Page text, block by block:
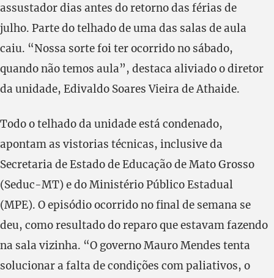
assustador dias antes do retorno das férias de
julho. Parte do telhado de uma das salas de aula
caiu. “Nossa sorte foi ter ocorrido no sábado,
quando não temos aula”, destaca aliviado o diretor
da unidade, Edivaldo Soares Vieira de Athaide.
Todo o telhado da unidade está condenado,
apontam as vistorias técnicas, inclusive da
Secretaria de Estado de Educação de Mato Grosso
(Seduc-MT) e do Ministério Público Estadual
(MPE). O episódio ocorrido no final de semana se
deu, como resultado do reparo que estavam fazendo
na sala vizinha. “O governo Mauro Mendes tenta
solucionar a falta de condições com paliativos, o